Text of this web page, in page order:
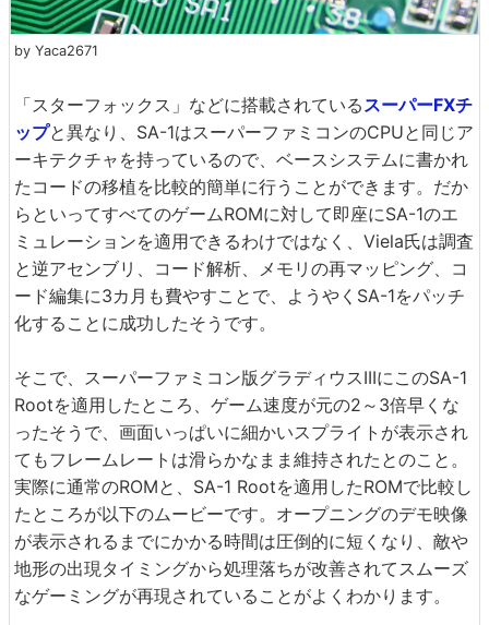
by Yaca2671
「スターフォックス」などに搭載されている スーパーFXチ
ップと異なり、SA-1はスーパーファミコンのCPUと同じア
ーキテクチャを持っているので、ベースシステムに書かれ
たコードの移植を比較的簡単に行うことができます。だか
らといってすべてのゲームROMに対して即座にSA-1のエ
ミュレーションを適用できるわけではなく、Viela氏は調査
と逆アセンブリ、コード解析、メモリの再マッピング、コ
ード編集に3カ月も費やすことで、ようやくSA-1をパッチ
化することに成功したそうです。
そこで、スーパーファミコン版グラディウスIIIにこのSA-1
Rootを適用したところ、ゲーム速度が元の2～3倍早くな
ったそうで、画面いっぱいに細かいスプライトが表示され
てもフレームレートは滑らかなまま維持されたとのこと。
実際に通常のROMと、SA-1 Rootを適用したROMで比較し
たところが以下のムービーです。オープニングのデモ映像
が表示されるまでにかかる時間は圧倒的に短くなり、敵や
地形の出現タイミングから処理落ちが改善されてスムーズ
なゲーミングが再現されていることがよくわかります。